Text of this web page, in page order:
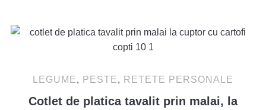
LEGUME, PESTE, RETETE PERSONALE
Cotlet de platica tavalit prin malai, la